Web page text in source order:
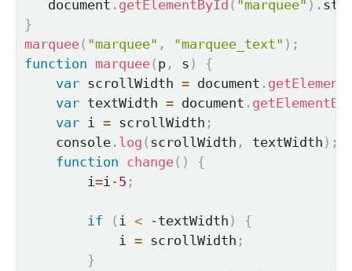
   document
. getElementById ( "marquee" ) .
}
marquee( "marquee" , "marquee_text" ) ;
function marquee( p , s )
{
var scrollWidth = document .
var textWidth = document .
var i = scrollWidth ;
    console
. log ( scrollWidth , textWidth ) ;
function change( )
{
        i
=i -5 ;
if ( i < -textWidth )
{
            i
= scrollWidth ;
}